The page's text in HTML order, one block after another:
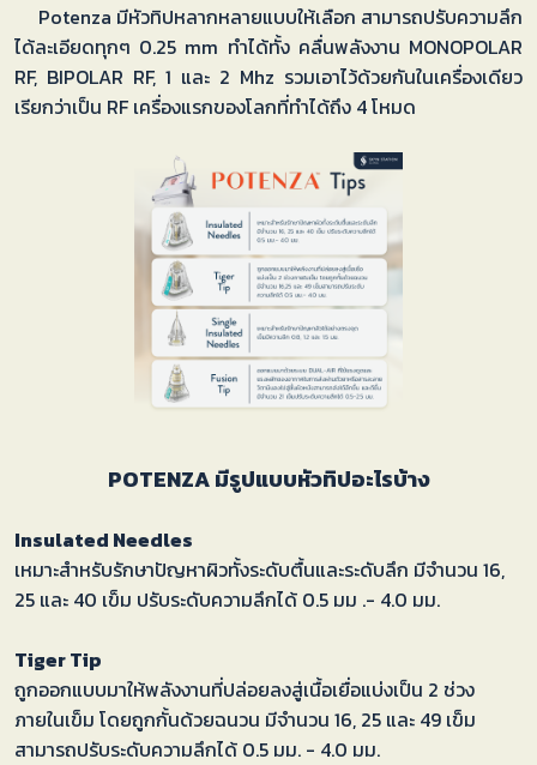
Potenza มีหัวทิปหลากหลายแบบให้เลือก สามารถปรับความลึก
ได้ละเอียดทุกๆ 0.25 mm ทำได้ทั้ง คลื่นพลังงาน MONOPOLAR
RF, BIPOLAR RF, 1 และ 2 Mhz รวมเอาไว้ด้วยกันในเครื่องเดียว
เรียกว่าเป็น RF เครื่องแรกของโลกที่ทำได้ถึง 4 โหมด
POTENZA มีรูปแบบหัวทิปอะไรบ้าง
Insulated Needles
เหมาะสำหรับรักษาปัญหาผิวทั้งระดับตื้นและระดับลึก มีจำนวน 16,
25 และ 40 เข็ม ปรับระดับความลึกได้ 0.5 มม .- 4.0 มม.
Tiger Tip
ถูกออกแบบมาให้พลังงานที่ปล่อยลงสู่เนื้อเยื่อแบ่งเป็น 2 ช่วง
ภายในเข็ม โดยถูกกั้นด้วยฉนวน มีจำนวน 16, 25 และ 49 เข็ม
สามารถปรับระดับความลึกได้ 0.5 มม. - 4.0 มม.